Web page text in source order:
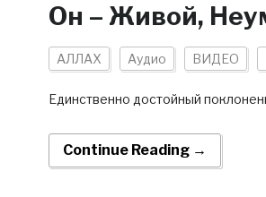
Он – Живой,
АЛЛАХ Аудио ВИДЕО
Единственно достойный
Continue Reading →